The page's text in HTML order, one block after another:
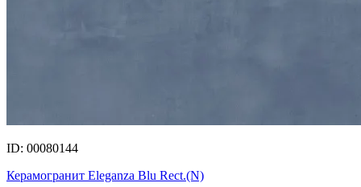
ID: 00080144
Керамогранит Eleganza Blu Rect.(N)